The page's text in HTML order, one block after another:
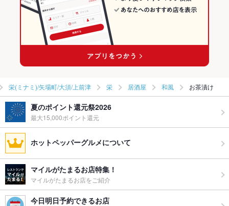
栄(ミナミ)/矢場町/大須/上前津 栄 居酒屋 和風 お茶漬け
夏のポイント還元祭2026
最大15,000ポイント還元
ホットペッパーグルメについて
マイルがたまるお店特集！
マイルがたまるお店をご紹介
今日明日予約できるお店